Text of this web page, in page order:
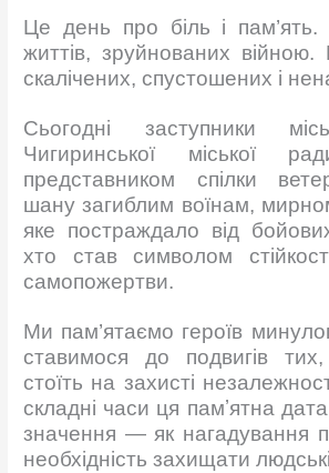
Це день про біль і
життів, зруйнованих
скалічених, спустошених і
Сьогодні заступники
Чигиринської міської
представником спілки
шану загиблим воїнам,
яке постраждало від
хто став символом
самопожертви.
Ми пам’ятаємо героїв
ставимося до подвигів
стоїть на захисті
складні часи ця памʼятна
значення — як нагадування
необхідність захищати